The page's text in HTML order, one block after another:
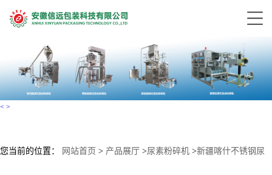
< >
您当前的位置： 网站首页 > 产品展厅 >尿素粉碎机 >新疆喀什不锈钢尿